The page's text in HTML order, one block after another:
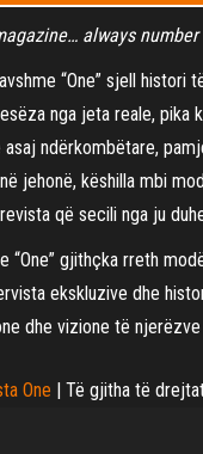
magazine… always
“One” sjell histori
nga jeta reale, pika
ndërkombëtare,
jehonë, këshilla mbi
revista që secili nga ju
“One” gjithçka rreth
ekskluzive dhe
dhe vizione të
One | Të gjitha të